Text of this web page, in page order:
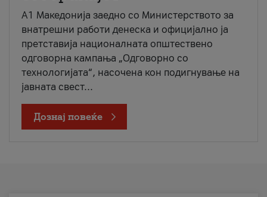
A1 Македонија заедно со Министерството за
внатрешни работи денеска и официјално ја
претставија националната општествено
одговорна кампања „Одговорно со
технологијата“, насочена кон подигнување на
јавната свест...
Дознај повеќе